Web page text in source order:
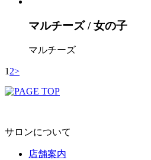
マルチーズ / 女の子
マルチーズ
1 2>
サロンについて
店舗案内